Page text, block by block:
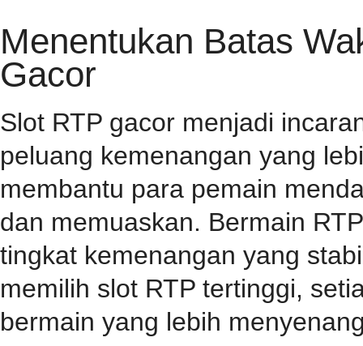
Menentukan Batas
Gacor
Slot RTP gacor menjadi
peluang kemenangan yang
membantu para pemain
dan memuaskan. Bermain
tingkat kemenangan yang
memilih slot RTP tertinggi,
bermain yang lebih